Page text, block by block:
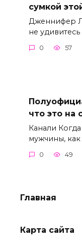
сумкой
Дженнифер
не удивитесь
0 57
что это на
Канали
мужчины,
0 49
Главная
Карта сайта